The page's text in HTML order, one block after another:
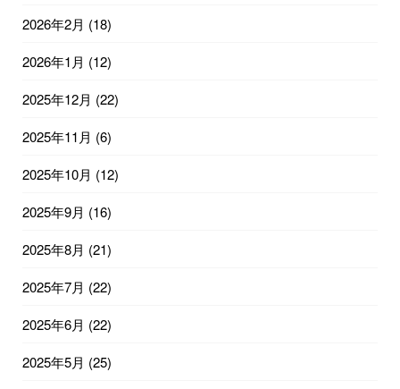
2026年2月 (18)
2026年1月 (12)
2025年12月 (22)
2025年11月 (6)
2025年10月 (12)
2025年9月 (16)
2025年8月 (21)
2025年7月 (22)
2025年6月 (22)
2025年5月 (25)